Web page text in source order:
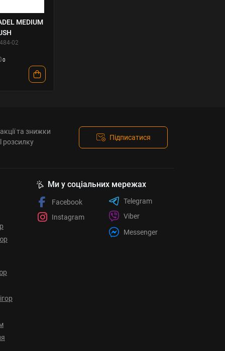
MEDIUM
02
0
та знижки
розсилку
Підписатися
Ми у соціальних мережах
Facebook
Instagram
Telegram
Viber
Messenger